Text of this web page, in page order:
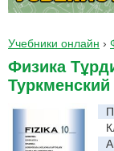
Учебники онлайн ›
Физика